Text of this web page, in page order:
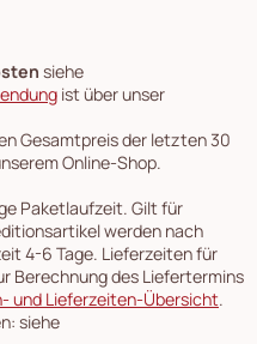
siehe
ist über unser
Gesamtpreis der letzten 30
Online-Shop.
Paketlaufzeit. Gilt für
werden nach
4-6 Tage. Lieferzeiten für
Berechnung des Liefertermins
und Lieferzeiten-Übersicht.
siehe